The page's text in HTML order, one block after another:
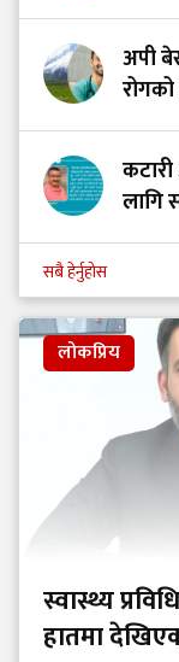
अपी
लागि
सबै हेर्नुहोस
लोकप्रिय
स्वास्थ्य
हातमा